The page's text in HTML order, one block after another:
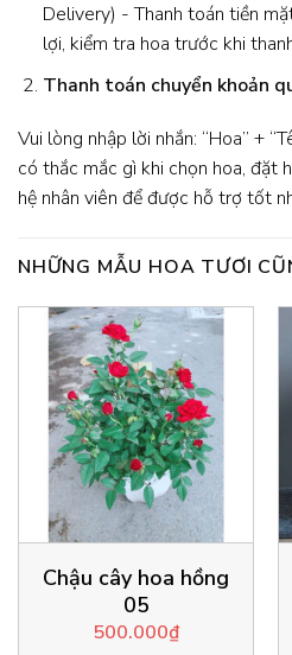
Delivery) - Thanh toán tiền
lợi, kiểm tra hoa trước khi
Thanh toán chuyển khoản
Vui lòng nhập lời nhắn: “Hoa” +
có thắc mắc gì khi chọn hoa, đặt
hệ nhân viên để được hỗ trợ tốt
NHỮNG MẪU HOA TƯƠI
Chậu cây hoa hồng
05
500.000₫